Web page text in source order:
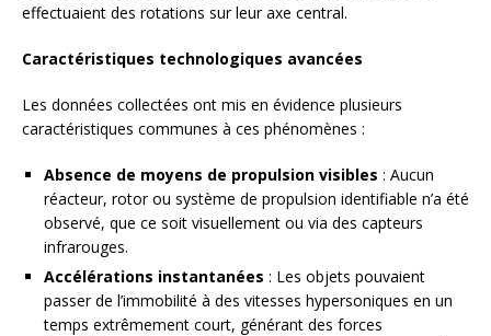
effectuaient des rotations sur leur axe central.
Caractéristiques technologiques avancées
Les données collectées ont mis en évidence plusieurs
caractéristiques communes à ces phénomènes :
Absence de moyens de propulsion visibles : Aucun
réacteur, rotor ou système de propulsion identifiable n’a été
observé, que ce soit visuellement ou via des capteurs
infrarouges.
Accélérations instantanées : Les objets pouvaient
passer de l’immobilité à des vitesses hypersoniques en un
temps extrêmement court, générant des forces